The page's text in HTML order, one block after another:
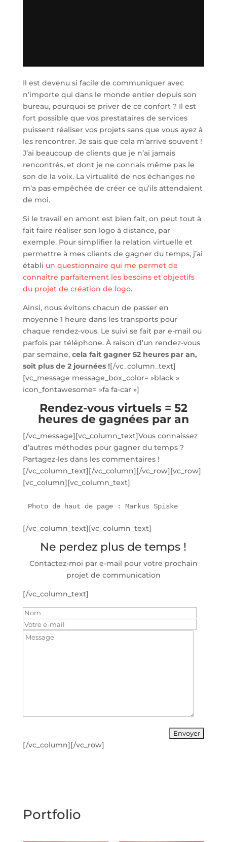
Il est devenu si facile de communiquer avec
n’importe qui dans le monde entier depuis son
bureau, pourquoi se priver de ce confort ? Il est
fort possible que vos prestataires de services
puissent réaliser vos projets sans que vous ayez à
les rencontrer. Je sais que cela m’arrive souvent !
J’ai beaucoup de clients que je n’ai jamais
rencontrés, et dont je ne connais même pas le
son de la voix. La virtualité de nos échanges ne
m’a pas empêchée de créer ce qu’ils attendaient
de moi.
Si le travail en amont est bien fait, on peut tout à
fait faire réaliser son logo à distance, par
exemple. Pour simplifier la relation virtuelle et
permettre à mes clients de gagner du temps, j’ai
établi un questionnaire qui me permet de
connaître parfaitement les besoins et objectifs
du projet de création de logo.
Ainsi, nous évitons chacun de passer en
moyenne 1 heure dans les transports pour
chaque rendez-vous. Le suivi se fait par e-mail ou
parfois par téléphone. À raison d’un rendez-vous
par semaine,cela fait gagner 52 heures par an,
soit plus de 2 journées ![/vc_column_text]
[vc_message message_box_color= »black »
icon_fontawesome= »fa fa-car »]
Rendez-vous virtuels = 52
heures de gagnées par an
[/vc_message][vc_column_text]Vous connaissez
d’autres méthodes pour gagner du temps ?
Partagez-les dans les commentaires !
[/vc_column_text][/vc_column][/vc_row][vc_row]
[vc_column][vc_column_text]
Photo de haut de page : Markus Spiske
[/vc_column_text][vc_column_text]
Ne perdez plus de temps !
Contactez-moi par e-mail pour votre prochain
projet de communication
[/vc_column_text]
[/vc_column][/vc_row]
Portfolio